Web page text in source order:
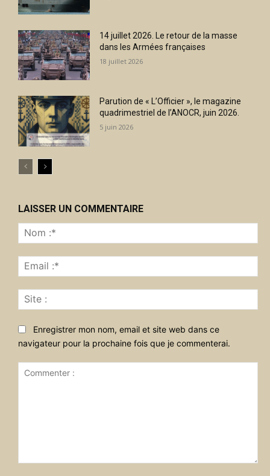
14 juillet 2026. Le retour de la masse
dans les Armées françaises
18 juillet 2026
Parution de « L’Officier », le magazine
quadrimestriel de l’ANOCR, juin 2026.
5 juin 2026
LAISSER UN COMMENTAIRE
:*
:*
:
Enregistrer mon nom, email et site web dans ce
navigateur pour la prochaine fois que je commenterai.